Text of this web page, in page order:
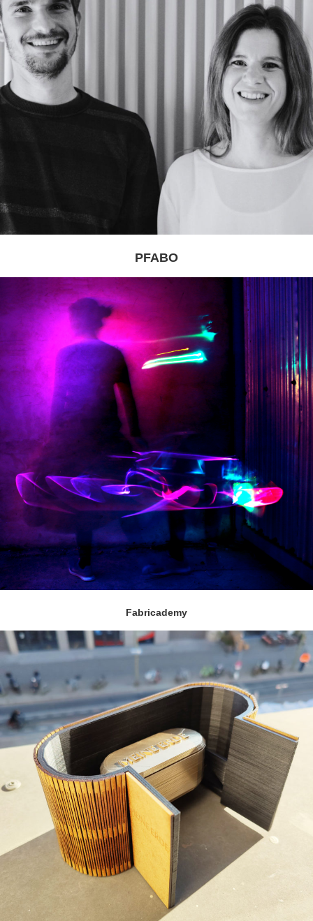
PFABO
Fabricademy